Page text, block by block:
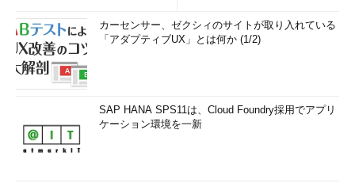
カーセンサー、ゼクシィのサイトが取り入れている
「アダプティブUX」とは何か (1/2)
SAP HANA SPS11は、Cloud Foundry採用でアプリ
ケーション環境を一新